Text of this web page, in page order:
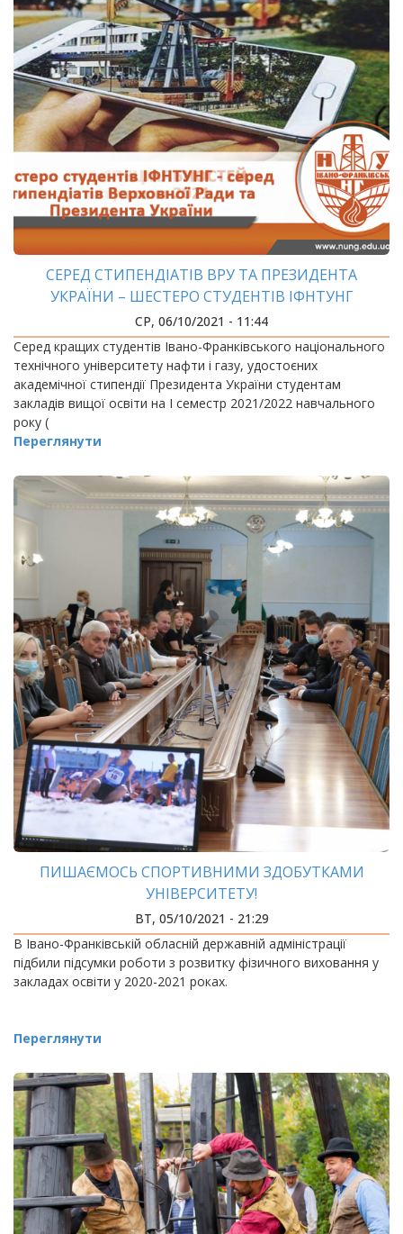
СЕРЕД СТИПЕНДІАТІВ ВРУ ТА ПРЕЗИДЕНТА
УКРАЇНИ – ШЕСТЕРО СТУДЕНТІВ ІФНТУНГ
СР, 06/10/2021 - 11:44
Серед кращих студентів Івано-Франківського національного
технічного університету нафти і газу, удостоєних
академічної стипендії Президента України студентам
закладів вищої освіти на І семестр 2021/2022 навчального
року (
Переглянути
ПИШАЄМОСЬ СПОРТИВНИМИ ЗДОБУТКАМИ
УНІВЕРСИТЕТУ!
ВТ, 05/10/2021 - 21:29
В Івано-Франківській обласній державній адміністрації
підбили підсумки роботи з розвитку фізичного виховання у
закладах освіти у 2020-2021 роках.
Переглянути